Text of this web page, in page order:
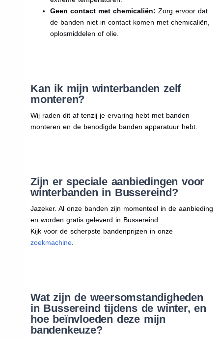
Geen contact met chemicaliën: Zorg ervoor dat
de banden niet in contact komen met chemicaliën,
oplosmiddelen of olie.
Kan ik mijn winterbanden zelf
monteren?
Wij raden dit af tenzij je ervaring hebt met banden
monteren en de benodigde banden apparatuur hebt.
Zijn er speciale aanbiedingen voor
winterbanden in Bussereind?
Jazeker. Al onze banden zijn momenteel in de aanbieding
en worden gratis geleverd in Bussereind.
Kijk voor de scherpste bandenprijzen in onze
zoekmachine.
Wat zijn de weersomstandigheden
in Bussereind tijdens de winter, en
hoe beïnvloeden deze mijn
bandenkeuze?